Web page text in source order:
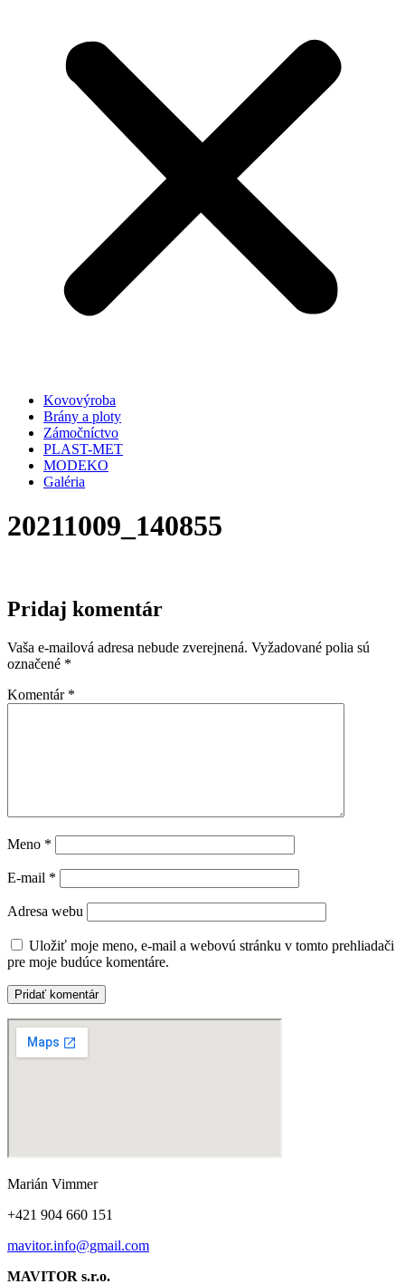
Kovovýroba
Brány a ploty
Zámočníctvo
PLAST-MET
MODEKO
Galéria
20211009_140855
Pridaj komentár
Vaša e-mailová adresa nebude zverejnená. Vyžadované polia sú
označené *
Komentár *
Meno *
E-mail *
Adresa webu
Uložiť moje meno, e-mail a webovú stránku v tomto prehliadači
pre moje budúce komentáre.
Marián Vimmer
+421 904 660 151
mavitor.info@gmail.com
MAVITOR s.r.o.